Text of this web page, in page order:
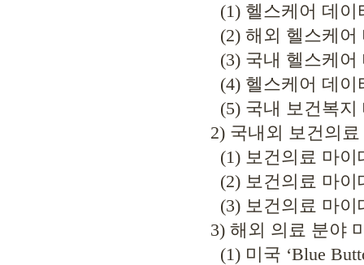
(1) 헬스케어 데이
(2) 해외 헬스케어
(3) 국내 헬스케어
(4) 헬스케어 데이
(5) 국내 보건복지
2) 국내외 보건의료
(1) 보건의료 마이
(2) 보건의료 마이
(3) 보건의료 마이
3) 해외 의료 분야
(1) 미국 ‘Blue